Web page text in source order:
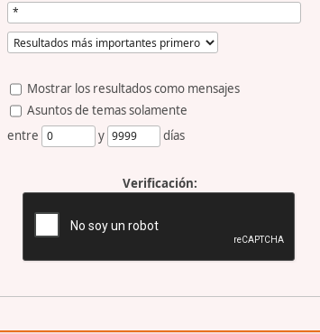
Mostrar los resultados como mensajes
Asuntos de temas solamente
entre y días
Verificación: